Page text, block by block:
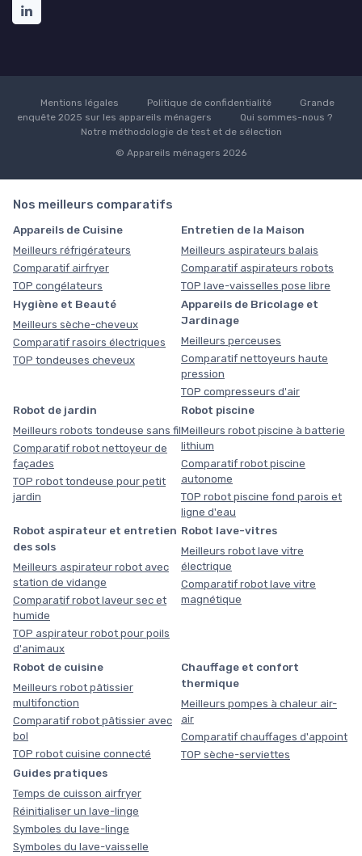
Mentions légales Politique de confidentialité
Grande
enquête 2025 sur les appareils ménagers
Qui sommes-nous ?
Notre méthodologie de test et de sélection
© Appareils ménagers 2026
Nos meilleurs comparatifs
Appareils de Cuisine
Meilleurs réfrigérateurs
Comparatif airfryer
TOP congélateurs
Entretien de la Maison
Meilleurs aspirateurs balais
Comparatif aspirateurs robots
TOP lave-vaisselles pose libre
Hygiène et Beauté
Meilleurs sèche-cheveux
Comparatif rasoirs électriques
TOP tondeuses cheveux
Appareils de Bricolage et
Jardinage
Meilleurs perceuses
Comparatif nettoyeurs haute
pression
TOP compresseurs d'air
Robot de jardin
Meilleurs robots tondeuse sans fil
Comparatif robot nettoyeur de
façades
TOP robot tondeuse pour petit
jardin
Robot piscine
Meilleurs robot piscine à batterie
lithium
Comparatif robot piscine
autonome
TOP robot piscine fond parois et
ligne d'eau
Robot aspirateur et entretien
des sols
Meilleurs aspirateur robot avec
station de vidange
Comparatif robot laveur sec et
humide
TOP aspirateur robot pour poils
d'animaux
Robot lave-vitres
Meilleurs robot lave vitre
électrique
Comparatif robot lave vitre
magnétique
Robot de cuisine
Meilleurs robot pâtissier
multifonction
Comparatif robot pâtissier avec
bol
TOP robot cuisine connecté
Chauffage et confort
thermique
Meilleurs pompes à chaleur air-
air
Comparatif chauffages d'appoint
TOP sèche-serviettes
Guides pratiques
Temps de cuisson airfryer
Réinitialiser un lave-linge
Symboles du lave-linge
Symboles du lave-vaisselle